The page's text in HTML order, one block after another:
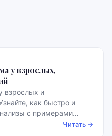
у взрослых,
взрослых и
как быстро и
с примерами
Читать →